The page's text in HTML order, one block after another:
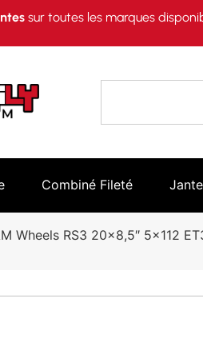
sur toutes les marques
Combiné Fileté
Wheels RS3 20×8,5″ 5×112